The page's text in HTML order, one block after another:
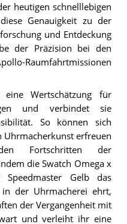
heutigen schnelllebigen
Genauigkeit zu der
und Entdeckung
der Präzision bei den
Raumfahrtmissionen
Wertschätzung für
und verbindet sie
So können sich
erfreuen
Fortschritten der
die Swatch Omega x
Gelb das
der Uhrmacherei ehrt,
der Vergangenheit mit
und verleiht ihr eine